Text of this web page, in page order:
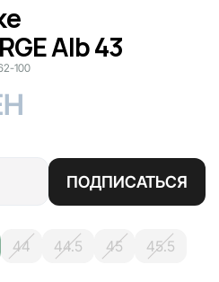
Alb 43
100
ПОДПИСАТЬСЯ
44 44.5 45
45.5